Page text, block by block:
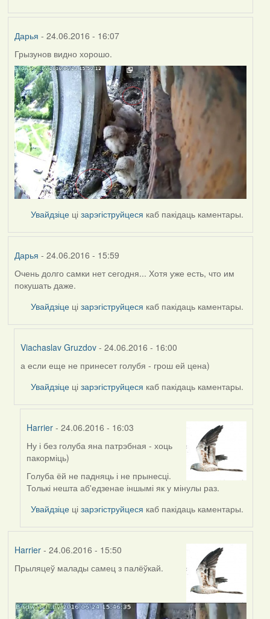
Дарья - 24.06.2016 - 16:07
Грызунов видно хорошо.
Увайдзіце цізарэгіструйцеся каб пакідаць каментары.
Дарья - 24.06.2016 - 15:59
Очень долго самки нет сегодня... Хотя уже есть, что им
покушать даже.
Увайдзіце цізарэгіструйцеся каб пакідаць каментары.
Viachaslav Gruzdov - 24.06.2016 - 16:00
In
reply
by
а если еще не принесет голубя - грош ей цена)
Увайдзіце цізарэгіструйцеся каб пакідаць каментары.
Harrier - 24.06.2016 - 16:03
In
reply
to
by
Gruzdov
Ну і без голуба яна патрэбная - хоць
пакорміць)
Голуба ёй не падняць і не прынесці.
Толькі нешта аб'едзенае іншымі як у мінулы раз.
Увайдзіце цізарэгіструйцеся каб пакідаць каментары.
Harrier- 24.06.2016 - 15:50
Прыляцеў малады самец з палёўкай.